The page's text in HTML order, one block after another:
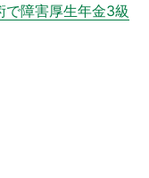
障害厚生年金3級